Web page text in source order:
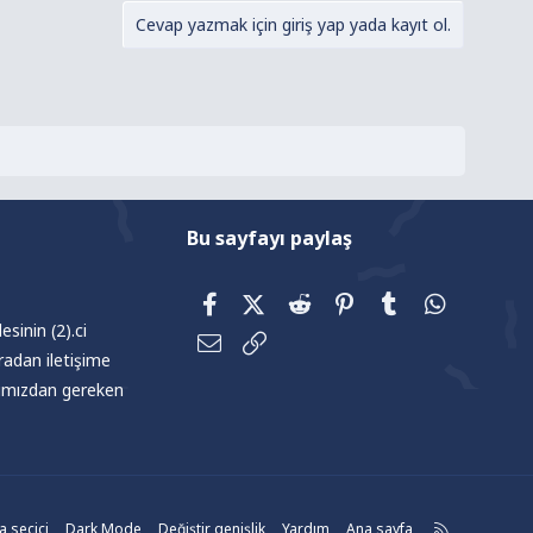
Cevap yazmak için giriş yap yada kayıt ol.
(2).ci
iletişime
gereken
Bu sayfayı paylaş
FacebookX (Twitter)
Reddit Pinterest
Tumblr
E-posta
seçici Dark Mode Değiştir genişlik Yardım Ana sayfa R